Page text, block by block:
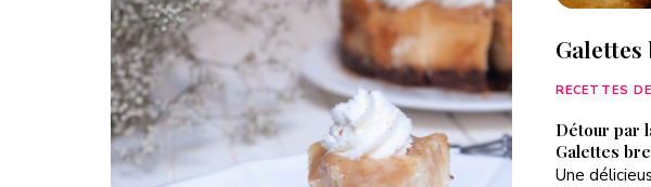
RECETTES
Détour par
Galettes
Une